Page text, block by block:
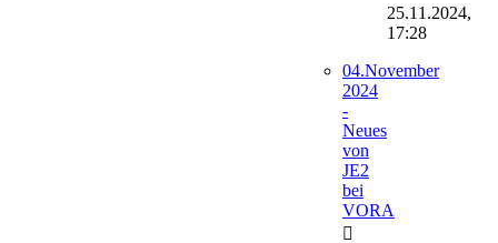
Beitrag
25.11.2024,
17:28
04.November
2024
-
Neues
von
JE2
bei
VORA